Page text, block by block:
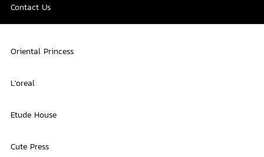
Contact Us
Oriental Princess
L'oreal
Etude House
Cute Press